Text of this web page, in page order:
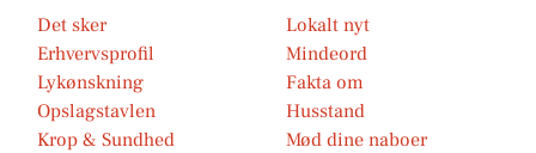
Det sker
Lokalt nyt
Erhvervsprofil
Mindeord
Lykønskning
Fakta om
Opslagstavlen
Husstand
Krop & Sundhed
Mød dine naboer